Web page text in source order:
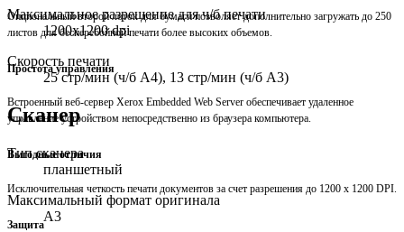
Опциональный второй лоток для бумаги позволяет дополнительно загружать до 250
листов для бесперебойной печати более высоких объемов.
Простота управления
Встроенный веб-сервер Xerox Embedded Web Server обеспечивает удаленное
управление устройством непосредственно из браузера компьютера.
Выгодные отличия
Исключительная четкость печати документов за счет разрешения до 1200 х 1200 DPI.
Защита
Максимальное разрешение для ч/б печати
1200x1200 dpi
Скорость печати
25 стр/мин (ч/б А4), 13 стр/мин (ч/б А3)
Сканер
Тип сканера
планшетный
Максимальный формат оригинала
A3